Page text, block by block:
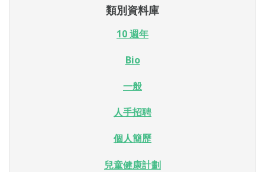
類別資料庫
10 週年
Bio
一般
人手招聘
個人簡歷
兒童健康計劃